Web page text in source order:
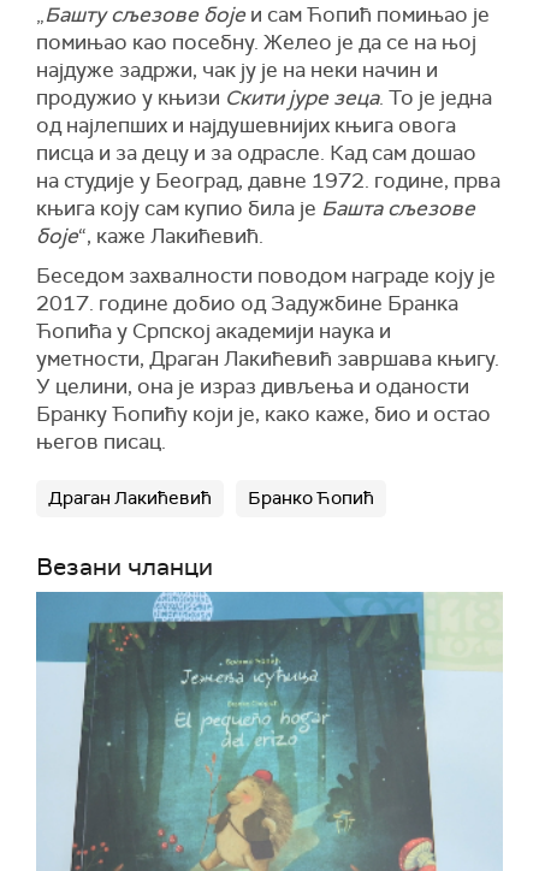
„Башту сљезове бојеи сам Ћопић помињао је
помињао као посебну. Желео је да се на њој
најдуже задржи, чак ју је на неки начин и
продужио у књизи Скити јуре зеца. То је једна
од најлепших и најдушевнијих књига овога
писца и за децу и за одрасле. Кад сам дошао
на студије у Београд, давне 1972. године, прва
књига коју сам купио била је Башта сљезове
боје“, каже Лакићевић.
Беседом захвалности поводом награде коју је
2017. године добио од Задужбине Бранка
Ћопића у Српској академији наука и
уметности, Драган Лакићевић завршава књигу.
У целини, она је израз дивљења и оданости
Бранку Ћопићу који је, како каже, био и остао
његов писац.
Драган Лакићевић Бранко Ћопић
Везани чланци